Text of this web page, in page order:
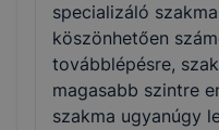
specializáló
köszönhetően
továbblépésre,
magasabb szintre
szakma ugyanúgy